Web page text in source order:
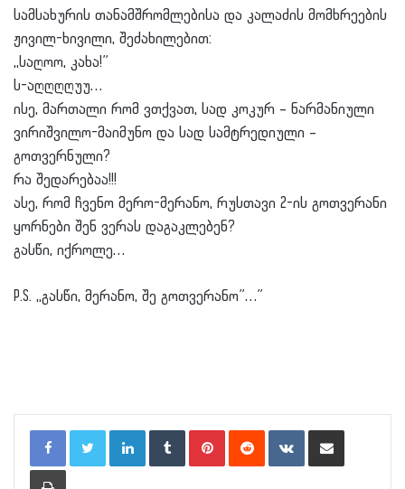
სამსახურის თანამშრომლებისა და კალაძის მომხრეების
ჟივილ-ხივილი, შეძახილებით:
,,საღოო, კახა!”
ს-აღღღღუუ…
ისე, მართალი რომ ვთქვათ, სად კოკურ – ნარმანიული
ვირიშვილო-მაიმუნო და სად სამტრედიული –
გოთვერნული?
რა შედარებაა!!!
ასე, რომ ჩვენო მერო-მერანო, რუსთავი 2-ის გოთვერანი
ყორნები შენ ვერას დაგაკლებენ?
გასწი, იქროლე…
P.S. ,,გასწი, მერანო, შე გოთვერანო”…”
LinkedInTumblr PinterestReddit VKontakteShare via Email
Print